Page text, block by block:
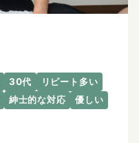
30代
リピート多い
紳士的な対応
優しい